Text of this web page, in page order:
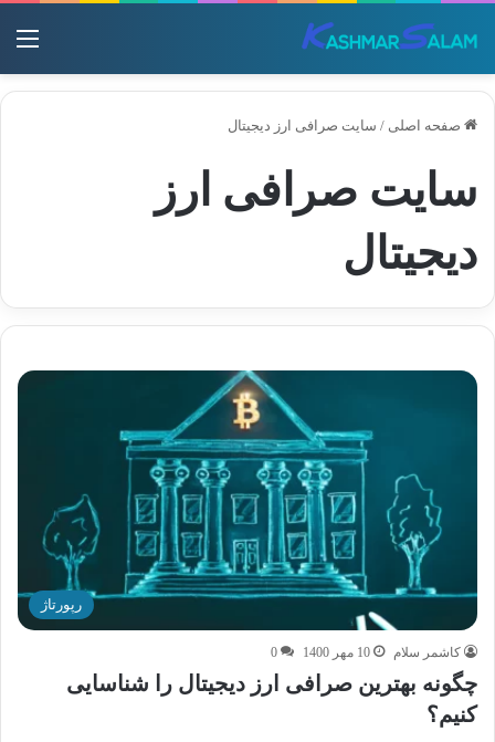
صفحه اصلی / سایت صرافی ارز دیجیتال
سایت صرافی ارز
دیجیتال
رپورتاژ
کاشمر سلام 10 مهر 1400 0
چگونه بهترین صرافی ارز دیجیتال را شناسایی
کنیم؟